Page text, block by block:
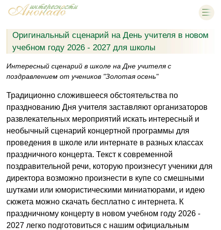
Оригинальный сценарий на День учителя в новом
учебном году 2026 - 2027 для школы
Интересный сценарий в школе на Дне учителя с
поздравлением от учеников "Золотая осень"
Традиционно сложившееся обстоятельства по
празднованию Дня учителя заставляют организаторов
развлекательных мероприятий искать интересный и
необычный сценарий концертной программы для
проведения в школе или интернате в разных классах
праздничного концерта. Текст к современной
поздравительной речи, которую произнесут ученики для
директора возможно произнести в купе со смешными
шутками или юмористическими миниатюрами, и идею
сюжета можно скачать бесплатно с интернета. К
праздничному концерту в новом учебном году 2026 -
2027 легко подготовиться с нашим официальным